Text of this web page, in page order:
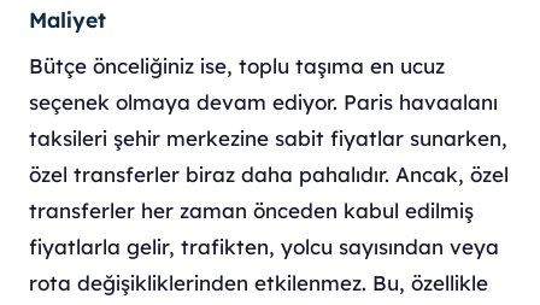
Maliyet
Bütçe önceliğiniz ise, toplu taşıma en ucuz
seçenek olmaya devam ediyor. Paris havaalanı
taksileri şehir merkezine sabit fiyatlar sunarken,
özel transferler biraz daha pahalıdır. Ancak, özel
transferler her zaman önceden kabul edilmiş
fiyatlarla gelir, trafikten, yolcu sayısından veya
rota değişikliklerinden etkilenmez. Bu, özellikle